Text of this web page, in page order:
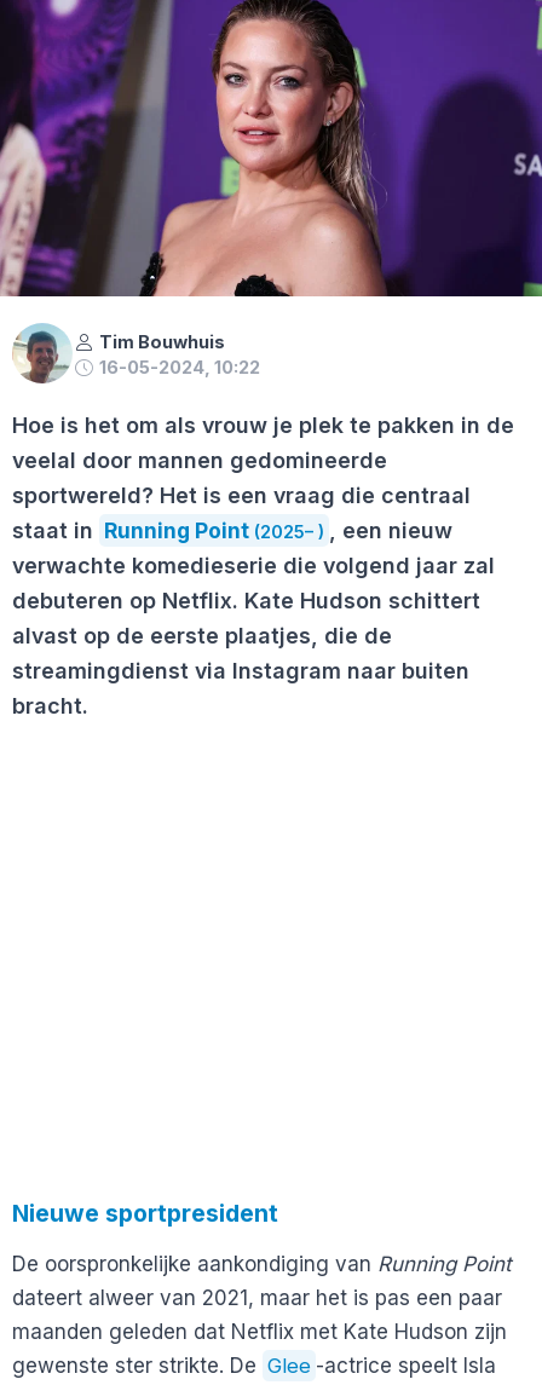
Tim Bouwhuis
16-05-2024, 10:22
Hoe is het om als vrouw je plek te pakken in de
veelal door mannen gedomineerde
sportwereld? Het is een vraag die centraal
staat in Running Point (2025– ) , een nieuw
verwachte komedieserie die volgend jaar zal
debuteren op Netflix. Kate Hudson schittert
alvast op de eerste plaatjes, die de
streamingdienst via Instagram naar buiten
bracht.
Nieuwe sportpresident
De oorspronkelijke aankondiging van Running Point
dateert alweer van 2021, maar het is pas een paar
maanden geleden dat Netflix met Kate Hudson zijn
gewenste ster strikte. De Glee -actrice speelt Isla